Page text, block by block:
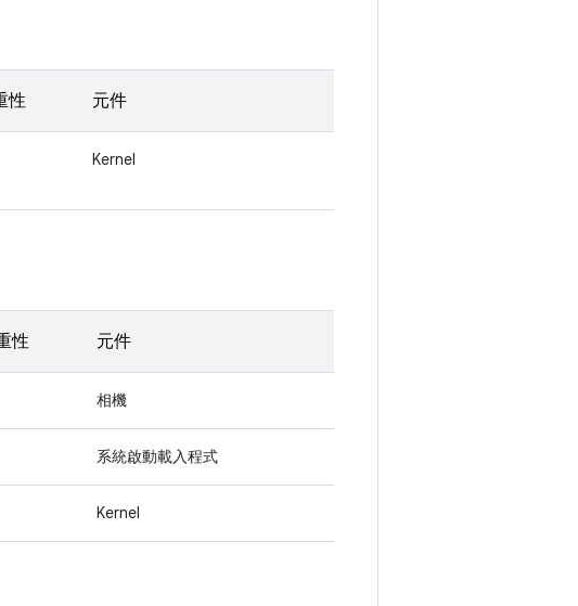
性 元件
Kernel
性 元件
相機
系統啟動載入程式
Kernel